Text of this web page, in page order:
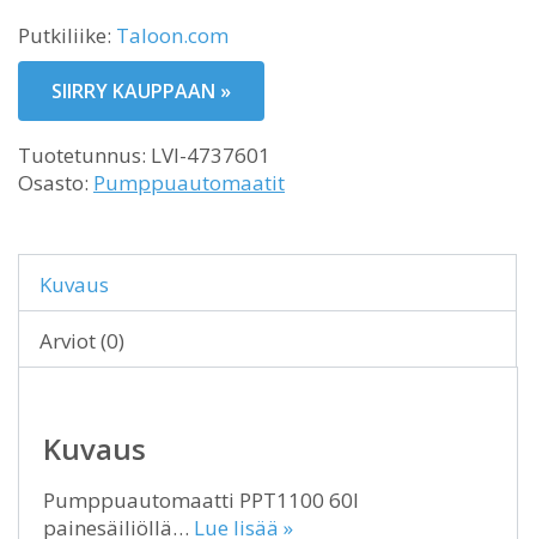
Putkiliike: Taloon.com
SIIRRY KAUPPAAN »
Tuotetunnus: LVI-4737601
Osasto: Pumppuautomaatit
Kuvaus
Arviot (0)
Kuvaus
Pumppuautomaatti PPT1100 60l
painesäiliöllä… Lue lisää »